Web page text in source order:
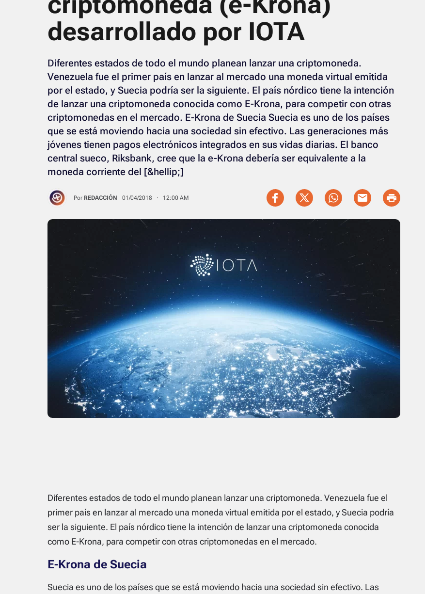
desarrollado por IOTA
Diferentes estados de todo el mundo planean lanzar una criptomoneda.
Venezuela fue el primer país en lanzar al mercado una moneda virtual emitida
por el estado, y Suecia podría ser la siguiente. El país nórdico tiene la intención
de lanzar una criptomoneda conocida como E-Krona, para competir con otras
criptomonedas en el mercado. E-Krona de Suecia Suecia es uno de los países
que se está moviendo hacia una sociedad sin efectivo. Las generaciones más
jóvenes tienen pagos electrónicos integrados en sus vidas diarias. El banco
central sueco, Riksbank, cree que la e-Krona debería ser equivalente a la
moneda corriente del [&hellip;]
Por REDACCIÓN 01/04/2018 · 12:00 AM
Diferentes estados de todo el mundo planean lanzar una criptomoneda. Venezuela fue el
primer país en lanzar al mercado una moneda virtual emitida por el estado, y Suecia podría
ser la siguiente. El país nórdico tiene la intención de lanzar una criptomoneda conocida
como E-Krona, para competir con otras criptomonedas en el mercado.
E-Krona de Suecia
Suecia es uno de los países que se está moviendo hacia una sociedad sin efectivo. Las